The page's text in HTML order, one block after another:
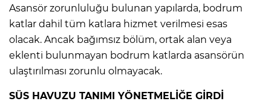
Asansör zorunluluğu bulunan yapılarda, bodrum
katlar dahil tüm katlara hizmet verilmesi esas
olacak. Ancak bağımsız bölüm, ortak alan veya
eklenti bulunmayan bodrum katlarda asansörün
ulaştırılması zorunlu olmayacak.
SÜS HAVUZU TANIMI YÖNETMELİĞE GİRDİ